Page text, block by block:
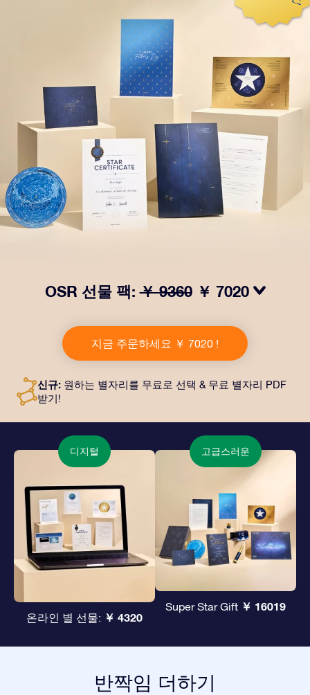
OSR 선물 팩:￥ 9360 ￥ 7020
투와 퍼스널라이즈 문서가 선택한 주소로 발송되고 디지
털 문서가 제공되며 무료로 OSR 앱을 이용할 수 있습니
다. OSR Gift Pack은 친구나 사랑하는 사람에게 영원히
지금 주문하세요 ￥ 7020 !
신규: 원하는 별자리를 무료로 선택 & 무료 별자리 PDF
받기!
디지털
온라인 별 선물: ￥ 4320
고급스러운
Super Star Gift ￥ 16019
반짝임 더하기